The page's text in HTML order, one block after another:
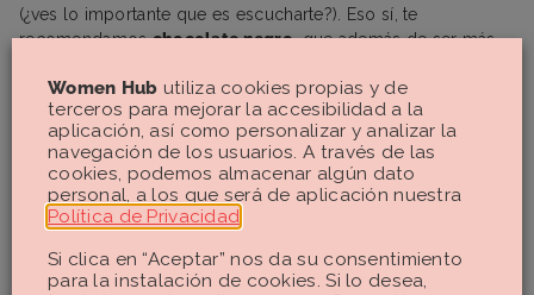
(¿ves lo importante que es escucharte?). Eso sí, te
recomendamoschocolate negro, que además de ser más
venir muy bien ahora, como el triptófano. También puedes
comer alimentos con grasas saludables, como aguacate o
salmón, además de frutos secos, lácteos o plátanos.
Fase menstrual
fácilmente: la menstruación. Abarca los días de sangrado,
Women Hub utiliza cookies propias y de
terceros para mejorar la accesibilidad a la
aplicación, así como personalizar y analizar la
navegación de los usuarios. A través de las
cookies, podemos almacenar algún dato
personal, a los que será de aplicación nuestra
Política de Privacidad
Si clica en “Aceptar” nos da su consentimiento
para la instalación de cookies. Si lo desea,